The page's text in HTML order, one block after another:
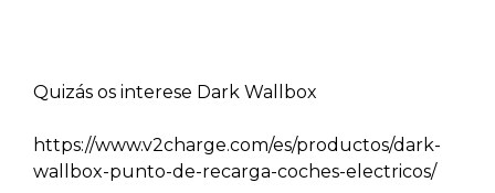
Quizás os interese Dark Wallbox
https://www.v2charge.com/es/productos/dark-
wallbox-punto-de-recarga-coches-electricos/